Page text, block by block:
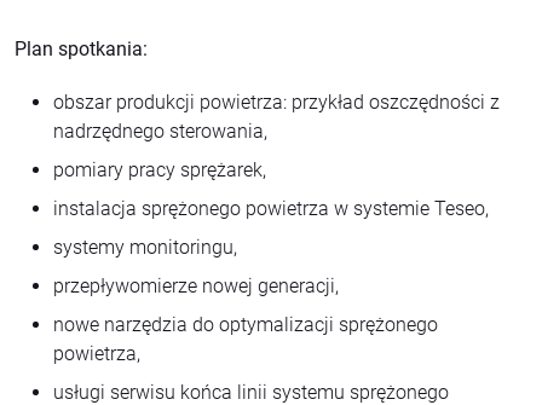
Plan spotkania:
obszar produkcji powietrza: przykład oszczędności z
nadrzędnego sterowania,
pomiary pracy sprężarek,
instalacja sprężonego powietrza w systemie Teseo,
systemy monitoringu,
przepływomierze nowej generacji,
nowe narzędzia do optymalizacji sprężonego
powietrza,
usługi serwisu końca linii systemu sprężonego